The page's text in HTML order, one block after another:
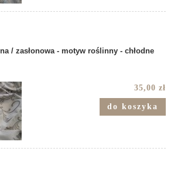
/ zasłonowa - motyw roślinny - chłodne
35,00 zł
do koszyka